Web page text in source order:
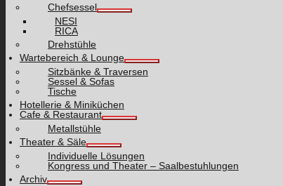
Chefsessel
NESI
RICA
Drehstühle
Wartebereich & Lounge
Sitzbänke & Traversen
Sessel & Sofas
Tische
Hotellerie & Miniküchen
Cafe & Restaurant
Metallstühle
Theater & Säle
Individuelle Lösungen
Kongress und Theater – Saalbestuhlungen
Archiv